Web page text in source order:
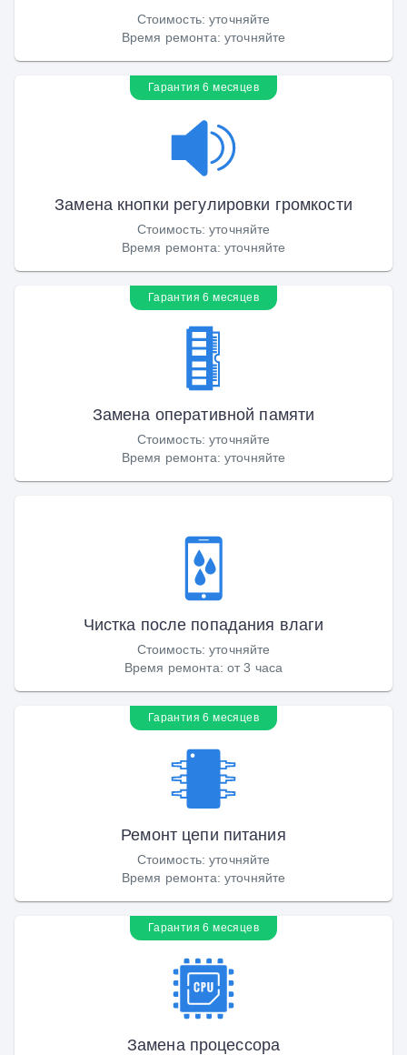
Стоимость:уточняйте
Время ремонта: уточняйте
Гарантия 6 месяцев
Замена кнопки регулировки громкости
Стоимость:уточняйте
Время ремонта: уточняйте
Гарантия 6 месяцев
Замена оперативной памяти
Стоимость:уточняйте
Время ремонта: уточняйте
Чистка после попадания влаги
Стоимость:уточняйте
Время ремонта: от 3 часа
Гарантия 6 месяцев
Ремонт цепи питания
Стоимость:уточняйте
Время ремонта: уточняйте
Гарантия 6 месяцев
Замена процессора